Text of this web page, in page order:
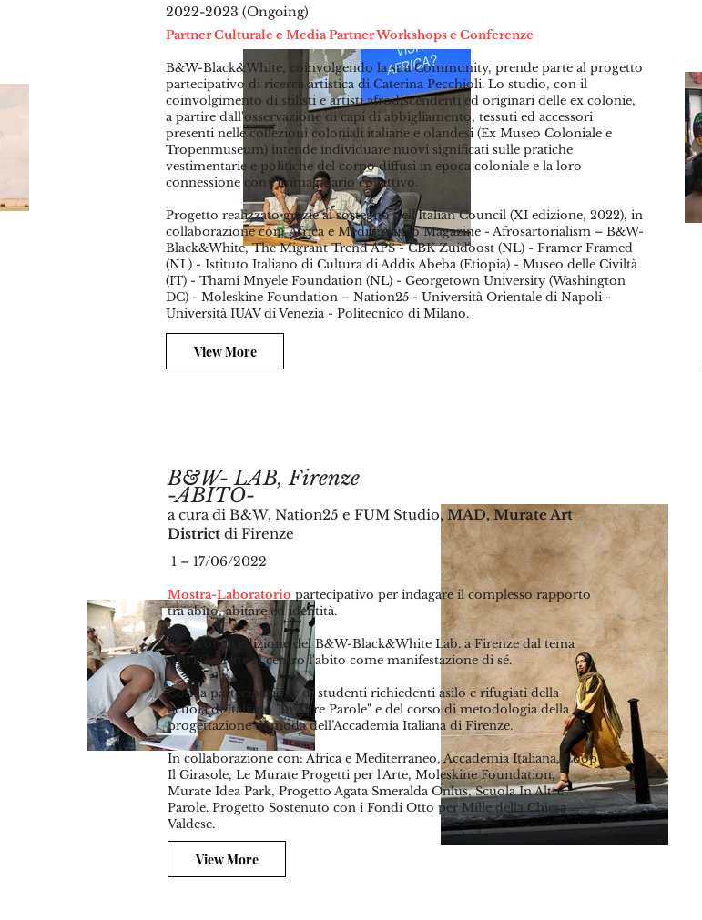
2022-2023 (Ongoing)
Partner Culturale e Media Partner Workshops e Conferenze
B&W-Black&White, coinvolgendo la sua Community, prende parte al progetto
partecipativo di ricerca artistica di Caterina Pecchioli. Lo studio, con il
coinvolgimento di stilisti e artisti afrodiscendenti ed originari delle ex colonie,
a partire dall'osservazione di capi di abbigliamento, tessuti ed accessori
presenti nelle collezioni coloniali italiane e olandesi (Ex Museo Coloniale e
Tropenmuseum) intende individuare nuovi significati sulle pratiche
vestimentarie e politiche del corpo diffusi in epoca coloniale e la loro
connessione con l'immaginario collettivo.
Progetto realizzato grazie al sostegno dell’Italian Council (XI edizione, 2022), in
collaborazione con: Africa e Mediterraneo Magazine - Afrosartorialism – B&W-
Black&White, The Migrant Trend APS - CBK Zuidoost (NL) - Framer Framed
(NL) - Istituto Italiano di Cultura di Addis Abeba (Etiopia) - Museo delle Civiltà
(IT) - Thami Mnyele Foundation (NL) - Georgetown University (Washington
DC) - Moleskine Foundation – Nation25 - Università Orientale di Napoli -
Università IUAV di Venezia - Politecnico di Milano.
View More
B&W-LAB, Firenze
-ABITO-
a cura di B&W, Nation25 e FUM Studio, MAD, Murate Art
District di Firenze
1 – 17/06/2022
Mostra-Laboratorio partecipativo per indagare il complesso rapporto
tra abito, abitare ed identità.
La seconda edizione del B&W-Black&White Lab. a Firenze dal tema
ABITO mette al centro l'abito come manifestazione di sé.
Con la partecipazione di studenti richiedenti asilo e rifugiati della
Scuola di Italiano "In Altre Parole" e del corso di metodologia della
progettazione di moda dell’Accademia Italiana di Firenze.
In collaborazione con: Africa e Mediterraneo, Accademia Italiana, Coop
Il Girasole, Le Murate Progetti per l'Arte, Moleskine Foundation,
Murate Idea Park, Progetto Agata Smeralda Onlus, Scuola In Altre
Parole. Progetto Sostenuto con i Fondi Otto per Mille della Chiesa
Valdese.
View More